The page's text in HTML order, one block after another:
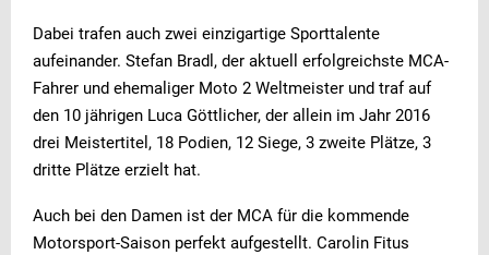
Dabei trafen auch zwei einzigartige Sporttalente
aufeinander. Stefan Bradl, der aktuell erfolgreichste MCA-
Fahrer und ehemaliger Moto 2 Weltmeister und traf auf
den 10 jährigen Luca Göttlicher, der allein im Jahr 2016
drei Meistertitel, 18 Podien, 12 Siege, 3 zweite Plätze, 3
dritte Plätze erzielt hat.
Auch bei den Damen ist der MCA für die kommende
Motorsport-Saison perfekt aufgestellt. Carolin Fitus